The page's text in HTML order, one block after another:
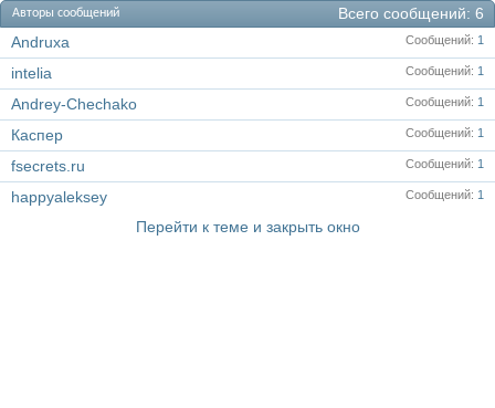
Всего сообщений 6
Авторы сообщений
Сообщений 1
Andruxa
Сообщений 1
intelia
Сообщений 1
Andrey-Chechako
Сообщений 1
Каспер
Сообщений 1
fsecrets.ru
Сообщений 1
happyaleksey
Перейти к теме и закрыть окно